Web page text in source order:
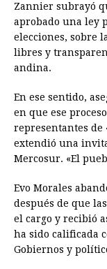
Zannier subrayó
aprobado una ley
elecciones, sobre
libres y
andina.
En ese sentido,
en que ese
representantes de
extendió una
Mercosur. «El
Evo Morales
después de que
el cargo y recibió
ha sido calificada
Gobiernos y